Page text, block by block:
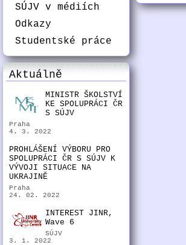
SÚJV v médiích
Odkazy
Studentské práce
Aktuálně
MINISTR ŠKOLSTVÍ
KE SPOLUPRÁCI ČR
S SÚJV
Praha
4. 3. 2022
PROHLÁŠENÍ VÝBORU PRO
SPOLUPRÁCI ČR S SÚJV K
VÝVOJI SITUACE NA
UKRAJINĚ
Praha
24. 02. 2022
INTEREST JINR,
Wave 6
SÚJV
3. 1. 2022